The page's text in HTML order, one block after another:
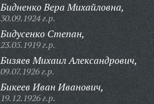
Бидненко Вера Михайловна,
30.09.1924 г.р.
Бидусенко Степан,
23.05.1919 г.р.
Бизяев Михаил Александрович,
09.07.1926 г.р.
Бикеев Иван Иванович,
19.12.1926 г.р.